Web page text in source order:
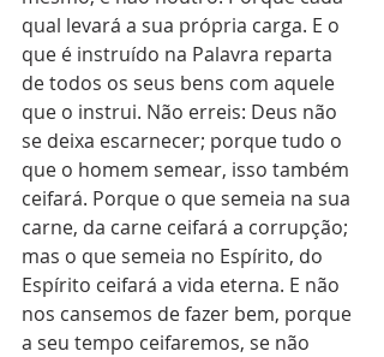
qual levará a sua própria carga. E o
que é instruído na Palavra reparta
de todos os seus bens com aquele
que o instrui. Não erreis: Deus não
se deixa escarnecer; porque tudo o
que o homem semear, isso também
ceifará. Porque o que semeia na sua
carne, da carne ceifará a corrupção;
mas o que semeia no Espírito, do
Espírito ceifará a vida eterna. E não
nos cansemos de fazer bem, porque
a seu tempo ceifaremos, se não